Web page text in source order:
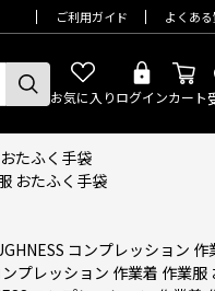
ご利用ガイド よくあ
お気に入りログインカート
たふく手袋
おたふく手袋
コンプレッション
プレッション 作業着 作業服